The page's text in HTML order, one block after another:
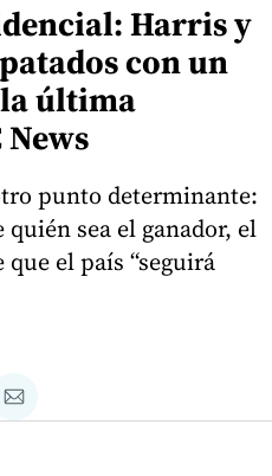
Harris y
con un
la última
News
punto determinante:
sea el ganador, el
el país “seguirá
Compartir
via